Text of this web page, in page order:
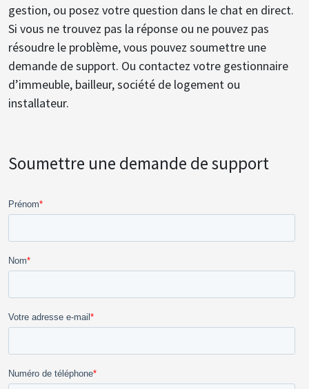
gestion, ou posez votre question dans le chat en direct.
Si vous ne trouvez pas la réponse ou ne pouvez pas
résoudre le problème, vous pouvez soumettre une
demande de support. Ou contactez votre gestionnaire
d’immeuble, bailleur, société de logement ou
installateur.
Soumettre une demande de support